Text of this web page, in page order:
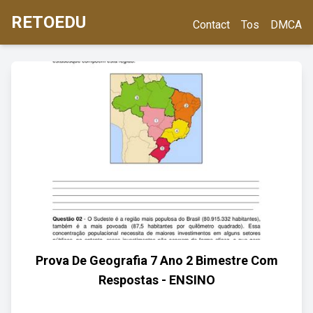
RETOEDU Contact Tos DMCA
Prova De Geografia 7 Ano 2 Bimestre Com
Respostas - ENSINO